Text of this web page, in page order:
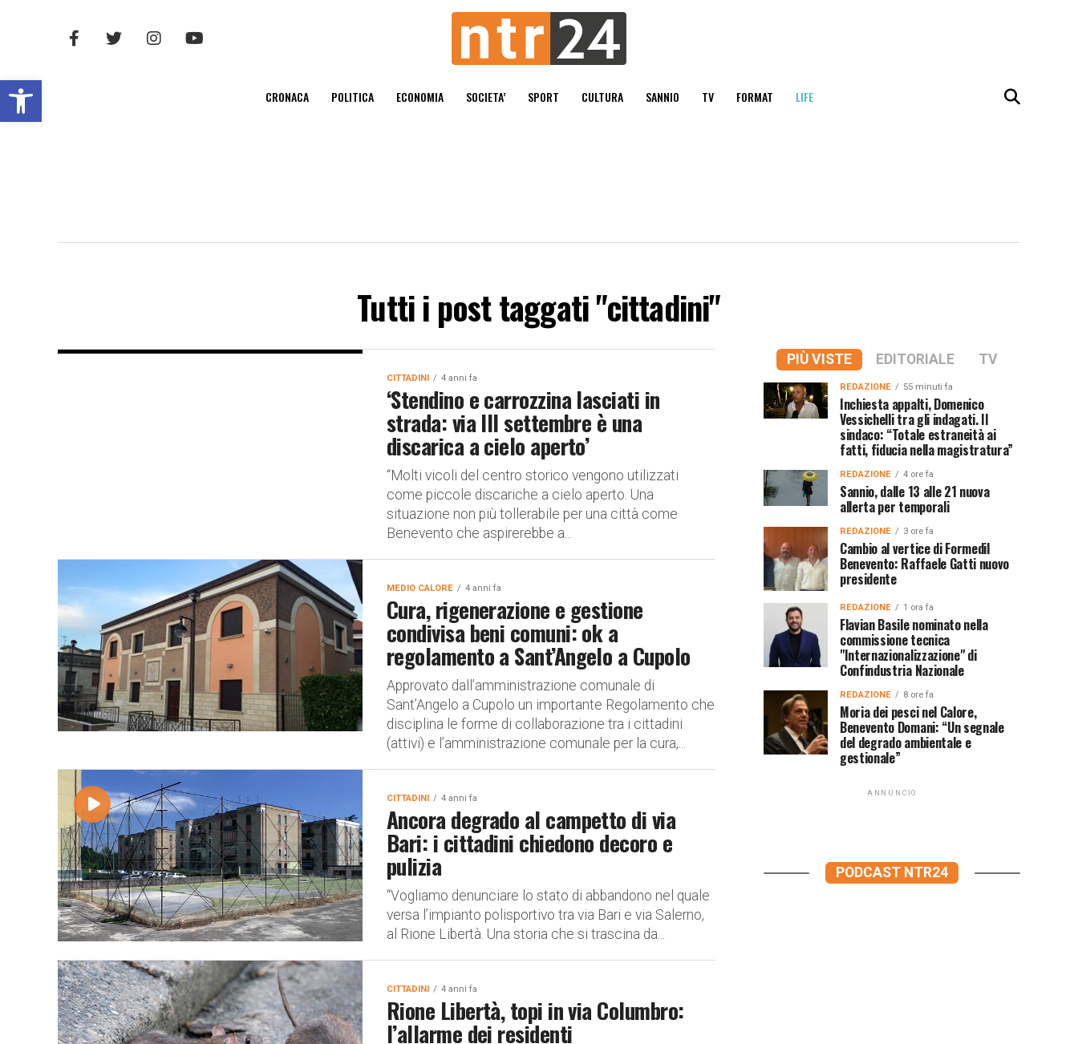
Open toolbar CRONACA POLITICA ECONOMIA SOCIETA’ SPORT CULTURA SANNIO TV FORMAT LIFE
Tutti i post taggati "cittadini"
CITTADINI 4 anni fa
‘Stendino e carrozzina lasciati in
strada: via III settembre è una
discarica a cielo aperto’
“Molti vicoli del centro storico vengono utilizzati
come piccole discariche a cielo aperto. Una
situazione non più tollerabile per una città come
Benevento che aspirerebbe a...
MEDIO CALORE 4 anni fa
Cura, rigenerazione e gestione
condivisa beni comuni: ok a
regolamento a Sant’Angelo a Cupolo
Approvato dall’amministrazione comunale di
Sant’Angelo a Cupolo un importante Regolamento che
disciplina le forme di collaborazione tra i cittadini
(attivi) e l’amministrazione comunale per la cura,...
CITTADINI 4 anni fa
Ancora degrado al campetto di via
Bari: i cittadini chiedono decoro e
pulizia
“Vogliamo denunciare lo stato di abbandono nel quale
versa l’impianto polisportivo tra via Bari e via Salerno,
al Rione Libertà. Una storia che si trascina da...
CITTADINI 4 anni fa
Rione Libertà, topi in via Columbro:
l’allarme dei residenti
PIÙ VISTE EDITORIALE TV
REDAZIONE 55 minuti fa
Inchiesta appalti, Domenico
Vessichelli tra gli indagati. Il
sindaco: “Totale estraneità ai
fatti, fiducia nella magistratura”
REDAZIONE 4 ore fa
Sannio, dalle 13 alle 21 nuova
allerta per temporali
REDAZIONE 3 ore fa
Cambio al vertice di Formedil
Benevento: Raffaele Gatti nuovo
presidente
REDAZIONE 1 ora fa
Flavian Basile nominato nella
commissione tecnica
"Internazionalizzazione" di
Confindustria Nazionale
REDAZIONE 8 ore fa
Moria dei pesci nel Calore,
Benevento Domani: “Un segnale
del degrado ambientale e
gestionale”
ANNUNCIO
PODCAST NTR24